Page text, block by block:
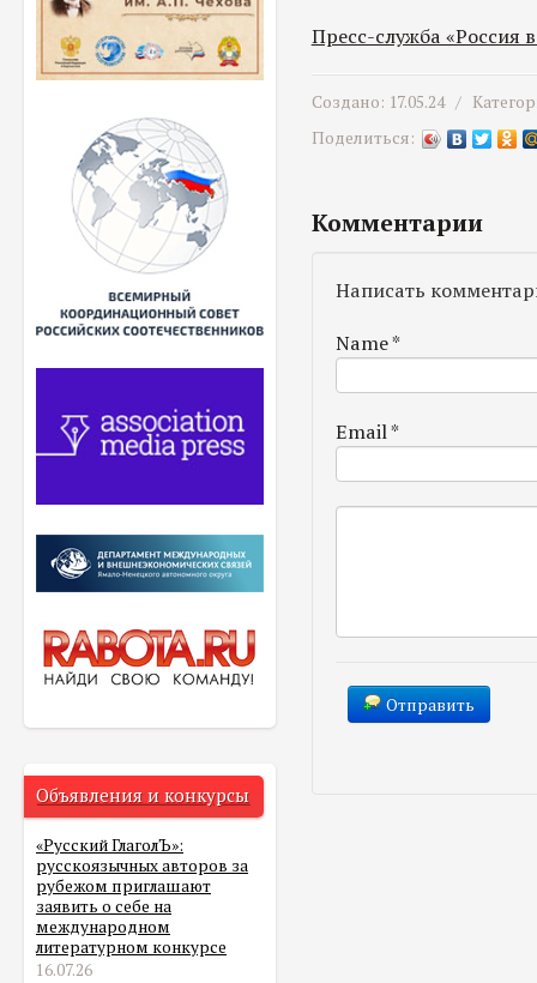
Объявления и конкурсы
«Русский ГлаголЪ»:
русскоязычных авторов за
рубежом приглашают
заявить о себе на
международном
литературном конкурсе
16.07.26
Пресс-служба «Россия
Создано: 17.05.24 /
Поделиться:
Комментарии
Написать
Name*
Email*
Отправить